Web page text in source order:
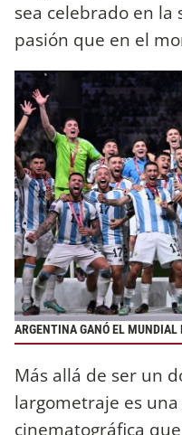
sea celebrado en la
pasión que en el
ARGENTINA GANÓ EL MUNDIAL
Más allá de ser un
largometraje es
cinematográfica